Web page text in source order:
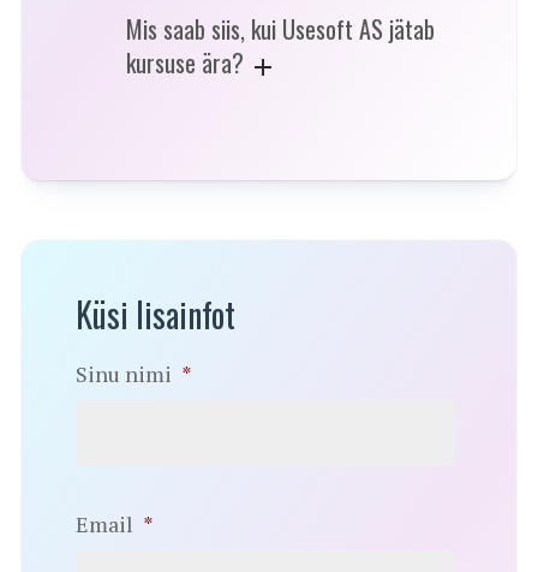
Mis saab siis, kui Usesoft AS jätab
kursuse ära?
Küsi lisainfot
Sinu nimi *
Email *